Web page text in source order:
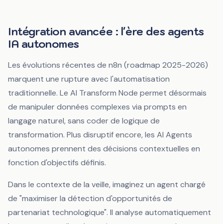
Intégration avancée : l'ère des agents
IA autonomes
Les évolutions récentes de n8n (roadmap 2025-2026)
marquent une rupture avec l'automatisation
traditionnelle. Le AI Transform Node permet désormais
de manipuler données complexes via prompts en
langage naturel, sans coder de logique de
transformation. Plus disruptif encore, les AI Agents
autonomes prennent des décisions contextuelles en
fonction d'objectifs définis.
Dans le contexte de la veille, imaginez un agent chargé
de "maximiser la détection d'opportunités de
partenariat technologique". Il analyse automatiquement